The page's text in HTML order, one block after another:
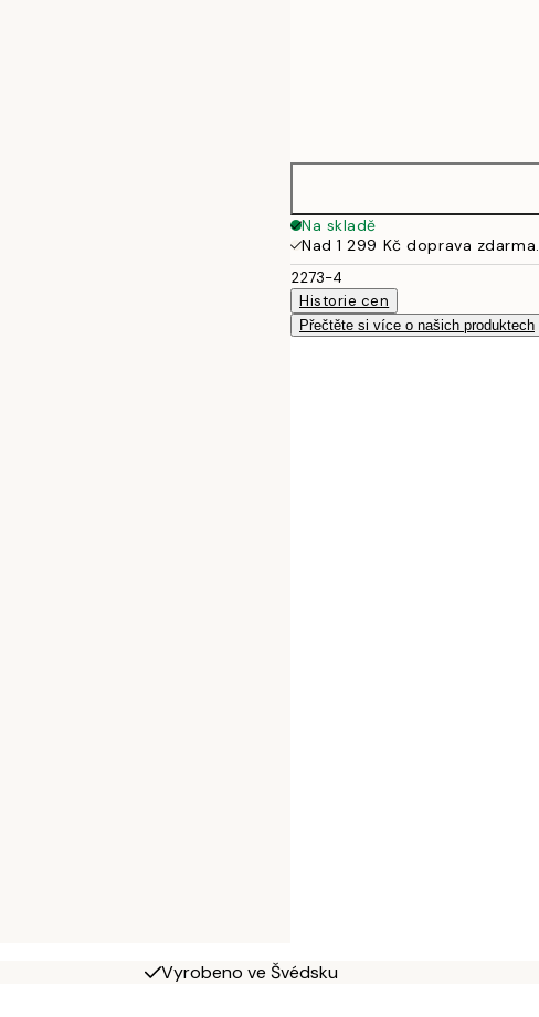
Na skladě
Nad 1 299 Kč doprava zdarma.
2273-4
Historie cen
Přečtěte si více o našich produktech
Vyrobeno ve Švédsku